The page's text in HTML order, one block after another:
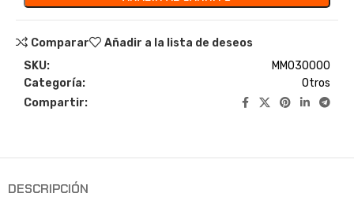
Comparar
Añadir a la lista de deseos
SKU:
MM030000
Categoría:
Otros
Compartir:
DESCRIPCIÓN